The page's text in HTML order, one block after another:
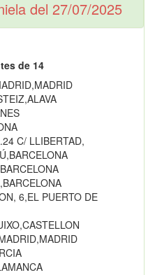
del 27/07/2025
de 14
C/ LLIBERTAD,
6,EL PUERTO DE